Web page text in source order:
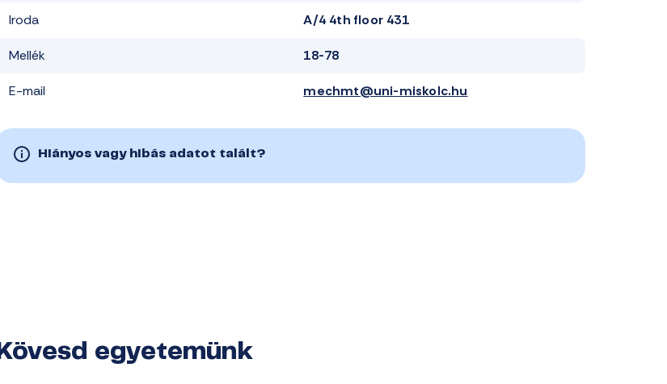
Iroda A/4 4th floor 431
Mellék 18-78
E-mail mechmt@uni-miskolc.hu
Hiányos vagy hibás adatot talált?
Kövesd egyetemünk